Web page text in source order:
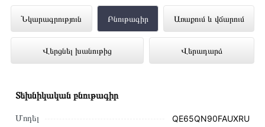
Նկարագրություն Բնութագիր Առաքում և վճարում
Վերցնել խանութից Վերադարձ
Հեռուստացույց SAMSUNG
QE65QN90FAUXRU ներկայացված է
Technomix առցանց խանութում լավագույն
Տեխնիկական բնութագիր
Մոդել QE65QN90FAUXRU